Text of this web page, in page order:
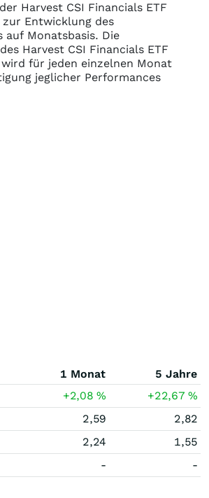
Harvest CSI Financials ETF
Entwicklung des
Monatsbasis. Die
Harvest CSI Financials ETF
wird für jeden einzelnen Monat
jeglicher Performances
1 Monat
5 Jahre
+2,08% +22,67%
2,59
2,82
2,24
1,55
- -